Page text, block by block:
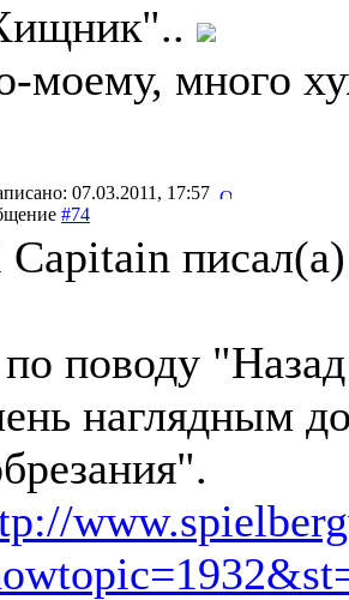
моему, много
07.03.2011, 17:57
#74
Capitain
поводу
наглядным